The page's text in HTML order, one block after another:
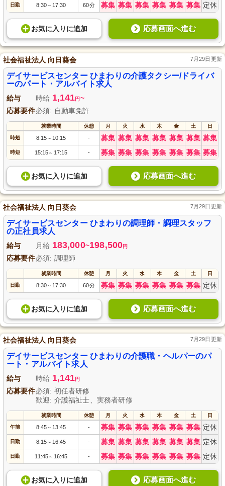
日勤 8:30～ 17:30 60分 募集 募集 募集 募集 募集 募集 定休
お気に入り に追加 応募画面へ進む
社会福祉法人 向日葵会 7月29日更新
デイサービスセンター ひまわりの介護タクシー/ドライバ
ーのパート・アルバイト求人
給与 時給 1,141円 ~
応募要件必須: 自動車免許
就業時間 休憩 月 火 水 木 金 土 日
時短 8:15～ 10:15 - 募集 募集 募集 募集 募集 募集 募集
時短 15:15～ 17:15 - 募集 募集 募集 募集 募集 募集 募集
お気に入り に追加 応募画面へ進む
社会福祉法人 向日葵会 7月29日更新
デイサービスセンター ひまわりの調理師・調理スタッフ
の正社員求人
給与 月給 183,000~198,500円
応募要件必須: 調理師
就業時間 休憩 月 火 水 木 金 土 日
日勤 8:30～ 17:30 60分 募集 募集 募集 募集 募集 募集 定休
お気に入り に追加 応募画面へ進む
社会福祉法人 向日葵会 7月29日更新
デイサービスセンター ひまわりの介護職・ヘルパーのパ
ート・アルバイト求人
給与 時給 1,141円
応募要件必須: 初任者研修
歓迎: 介護福祉士、実務者研修
就業時間 休憩 月 火 水 木 金 土 日
午前 8:45～ 13:45 - 募集 募集 募集 募集 募集 募集 定休
日勤 8:15～ 16:45 - 募集 募集 募集 募集 募集 募集 定休
日勤 11:45～ 16:45 - 募集 募集 募集 募集 募集 募集 定休
お気に入り に追加 応募画面へ進む